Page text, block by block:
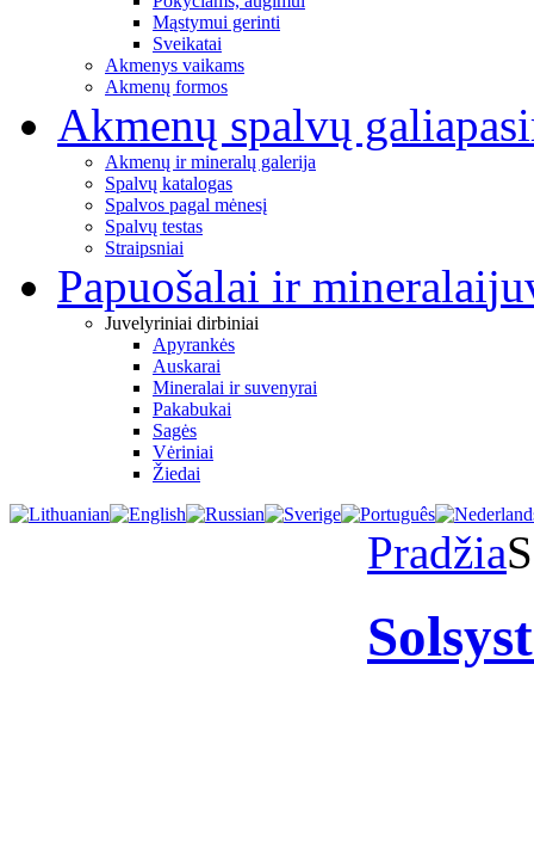
Mąstymui gerinti
Sveikatai
Akmenys vaikams
Akmenų formos
Akmenų spalvų galia
Akmenų ir mineralų galerija
Spalvų katalogas
Spalvos pagal mėnesį
Spalvų testas
Straipsniai
Papuošalai ir mineralai
Juvelyriniai dirbiniai
Apyrankės
Auskarai
Mineralai ir suvenyrai
Pakabukai
Sagės
Vėriniai
Žiedai
Pradžia